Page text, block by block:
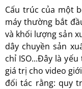
Cấu trúc của một
máy thường bắt
và khối lượng sản
dây chuyền sản
chỉ ISO...Đây là
giá trị cho video
đối tác rằng: quy